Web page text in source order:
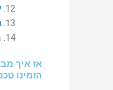
אז איך
הזמינו